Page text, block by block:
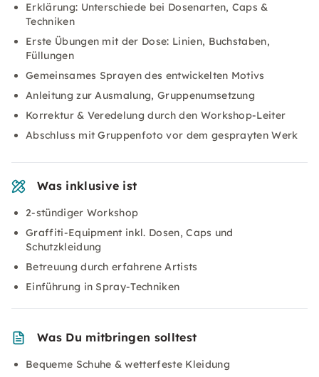
Erklärung: Unterschiede bei Dosenarten, Caps &
Techniken
Erste Übungen mit der Dose: Linien, Buchstaben,
Füllungen
Gemeinsames Sprayen des entwickelten Motivs
Anleitung zur Ausmalung, Gruppenumsetzung
Korrektur & Veredelung durch den Workshop-Leiter
Abschluss mit Gruppenfoto vor dem gesprayten Werk
Was inklusive ist
2-stündiger Workshop
Graffiti-Equipment inkl. Dosen, Caps und
Schutzkleidung
Betreuung durch erfahrene Artists
Einführung in Spray-Techniken
Was Du mitbringen solltest
Bequeme Schuhe & wetterfeste Kleidung